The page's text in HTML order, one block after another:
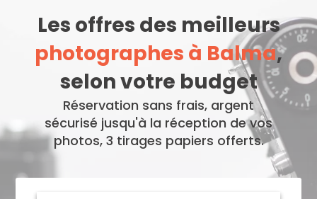
Les offres des meilleurs
photographes à Balma,
selon votre budget
Réservation sans frais, argent
sécurisé jusqu'à la réception de vos
photos, 3 tirages papiers offerts.